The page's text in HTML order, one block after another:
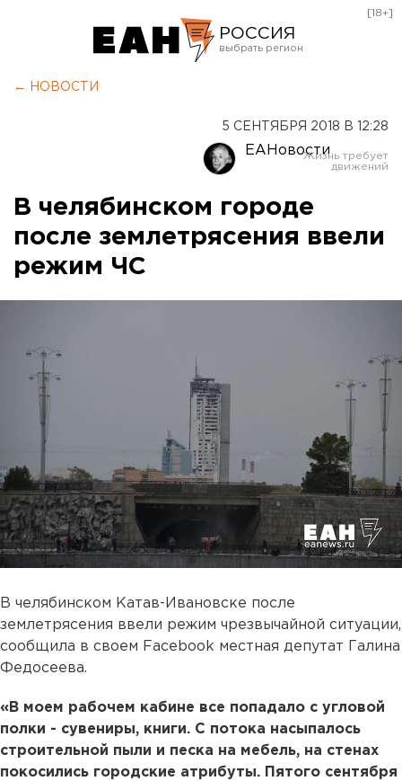
РОССИЯ
Оренбург
[18+]
← НОВОСТИ
5 СЕНТЯБРЯ 2018 В 12:28
ЕАНовости
В челябинском городе
после землетрясения ввели
режим ЧС
В челябинском Катав-Ивановске после
землетрясения ввели режим чрезвычайной ситуации,
сообщила в своем Facebook местная депутат Галина
Федосеева.
«В моем рабочем кабине все попадало с угловой
полки - сувениры, книги. С потока насыпалось
строительной пыли и песка на мебель, на стенах
покосились городские атрибуты. Пятого сентября